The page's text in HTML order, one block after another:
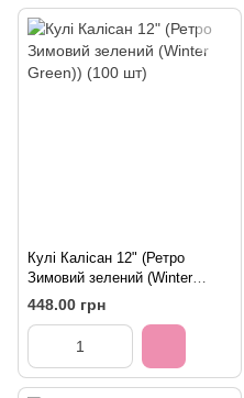
Кулі Калісан 12" (Ретро
Зимовий зелений (Winter
Green)) (100 шт)
448.00 грн